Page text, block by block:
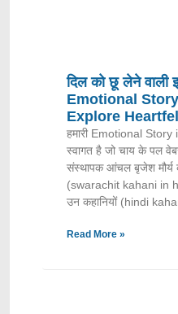
दिल को छू लेने वाली
Emotional
Explore
हमारी Emotional
स्वागत है जो चाय के पल
संस्थापक आंचल बृजेश मौर्य
(swarachit kahani in
उन कहानियों (hindi
Read More »